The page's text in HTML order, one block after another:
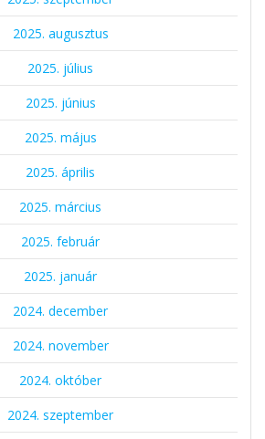
2025. augusztus
2025. július
2025. június
2025. május
2025. április
2025. március
2025. február
2025. január
2024. december
2024. november
2024. október
2024. szeptember